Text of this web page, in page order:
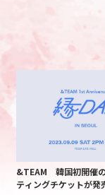
&TEAM 韓国初開催
ティングチケットが発